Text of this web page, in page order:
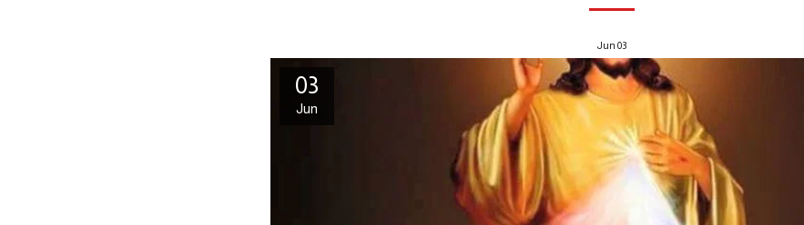
03
Jun
03
Jun